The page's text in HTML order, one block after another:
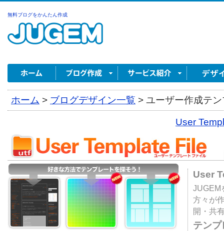
無料ブログをかんたん作成
ホーム > ブログデザイン一覧 > ユーザー作成テ
User
User
JUGEM
方々が
開・共
テン